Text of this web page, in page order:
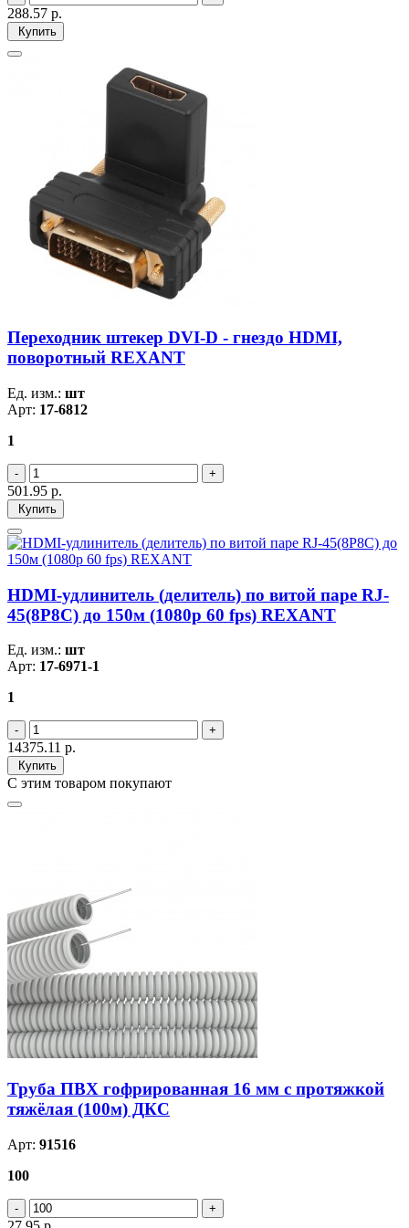
288.57 р.
Купить
Переходник штекер DVI-D - гнездо HDMI,
поворотный REXANT
Ед. изм.: шт
Арт: 17-6812
1
501.95 р.
Купить
HDMI-удлинитель (делитель) по витой паре RJ-
45(8P8C) до 150м (1080p 60 fps) REXANT
Ед. изм.: шт
Арт: 17-6971-1
1
14375.11 р.
Купить
С этим товаром покупают
Труба ПВХ гофрированная 16 мм c протяжкой
тяжёлая (100м) ДКС
Арт: 91516
100